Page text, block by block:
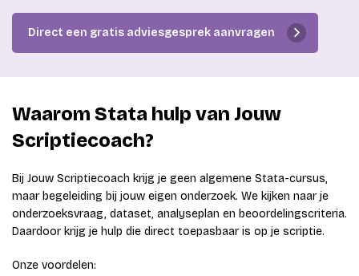
Direct een gratis adviesgesprek aanvragen
Waarom Stata hulp van Jouw
Scriptiecoach?
Bij Jouw Scriptiecoach krijg je geen algemene Stata-cursus,
maar begeleiding bij jouw eigen onderzoek. We kijken naar je
onderzoeksvraag, dataset, analyseplan en beoordelingscriteria.
Daardoor krijg je hulp die direct toepasbaar is op je scriptie.
Onze voordelen: